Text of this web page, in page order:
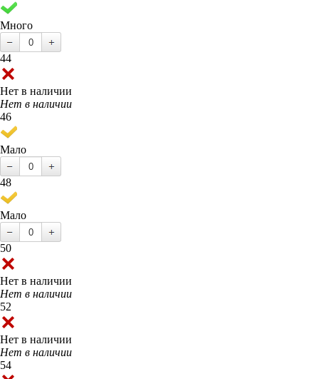
Много
44
Нет в наличии
Нет в наличии
46
Мало
48
Мало
50
Нет в наличии
Нет в наличии
52
Нет в наличии
Нет в наличии
54